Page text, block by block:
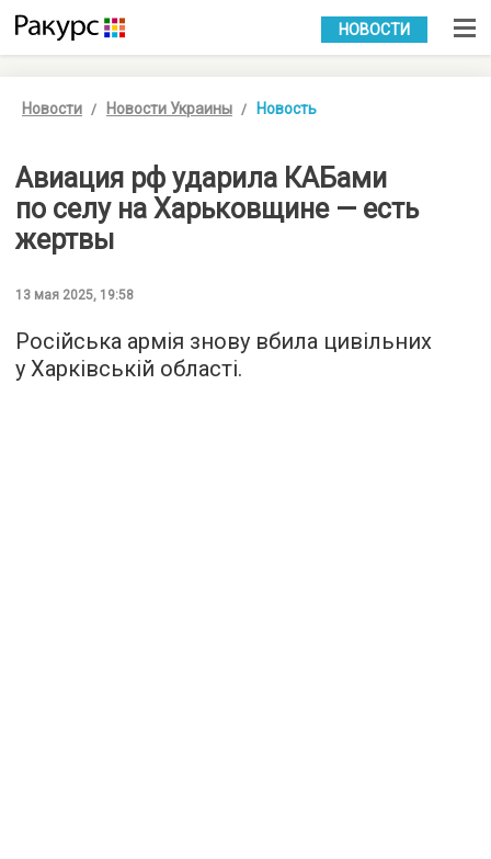
УКР РУС
НОВОСТИ
Новости Новости Украины Новость
Авиация рф ударила КАБами
по селу на Харьковщине — есть
жертвы
13 мая 2025, 19:58
Російська армія знову вбила цивільних
у Харківській області.